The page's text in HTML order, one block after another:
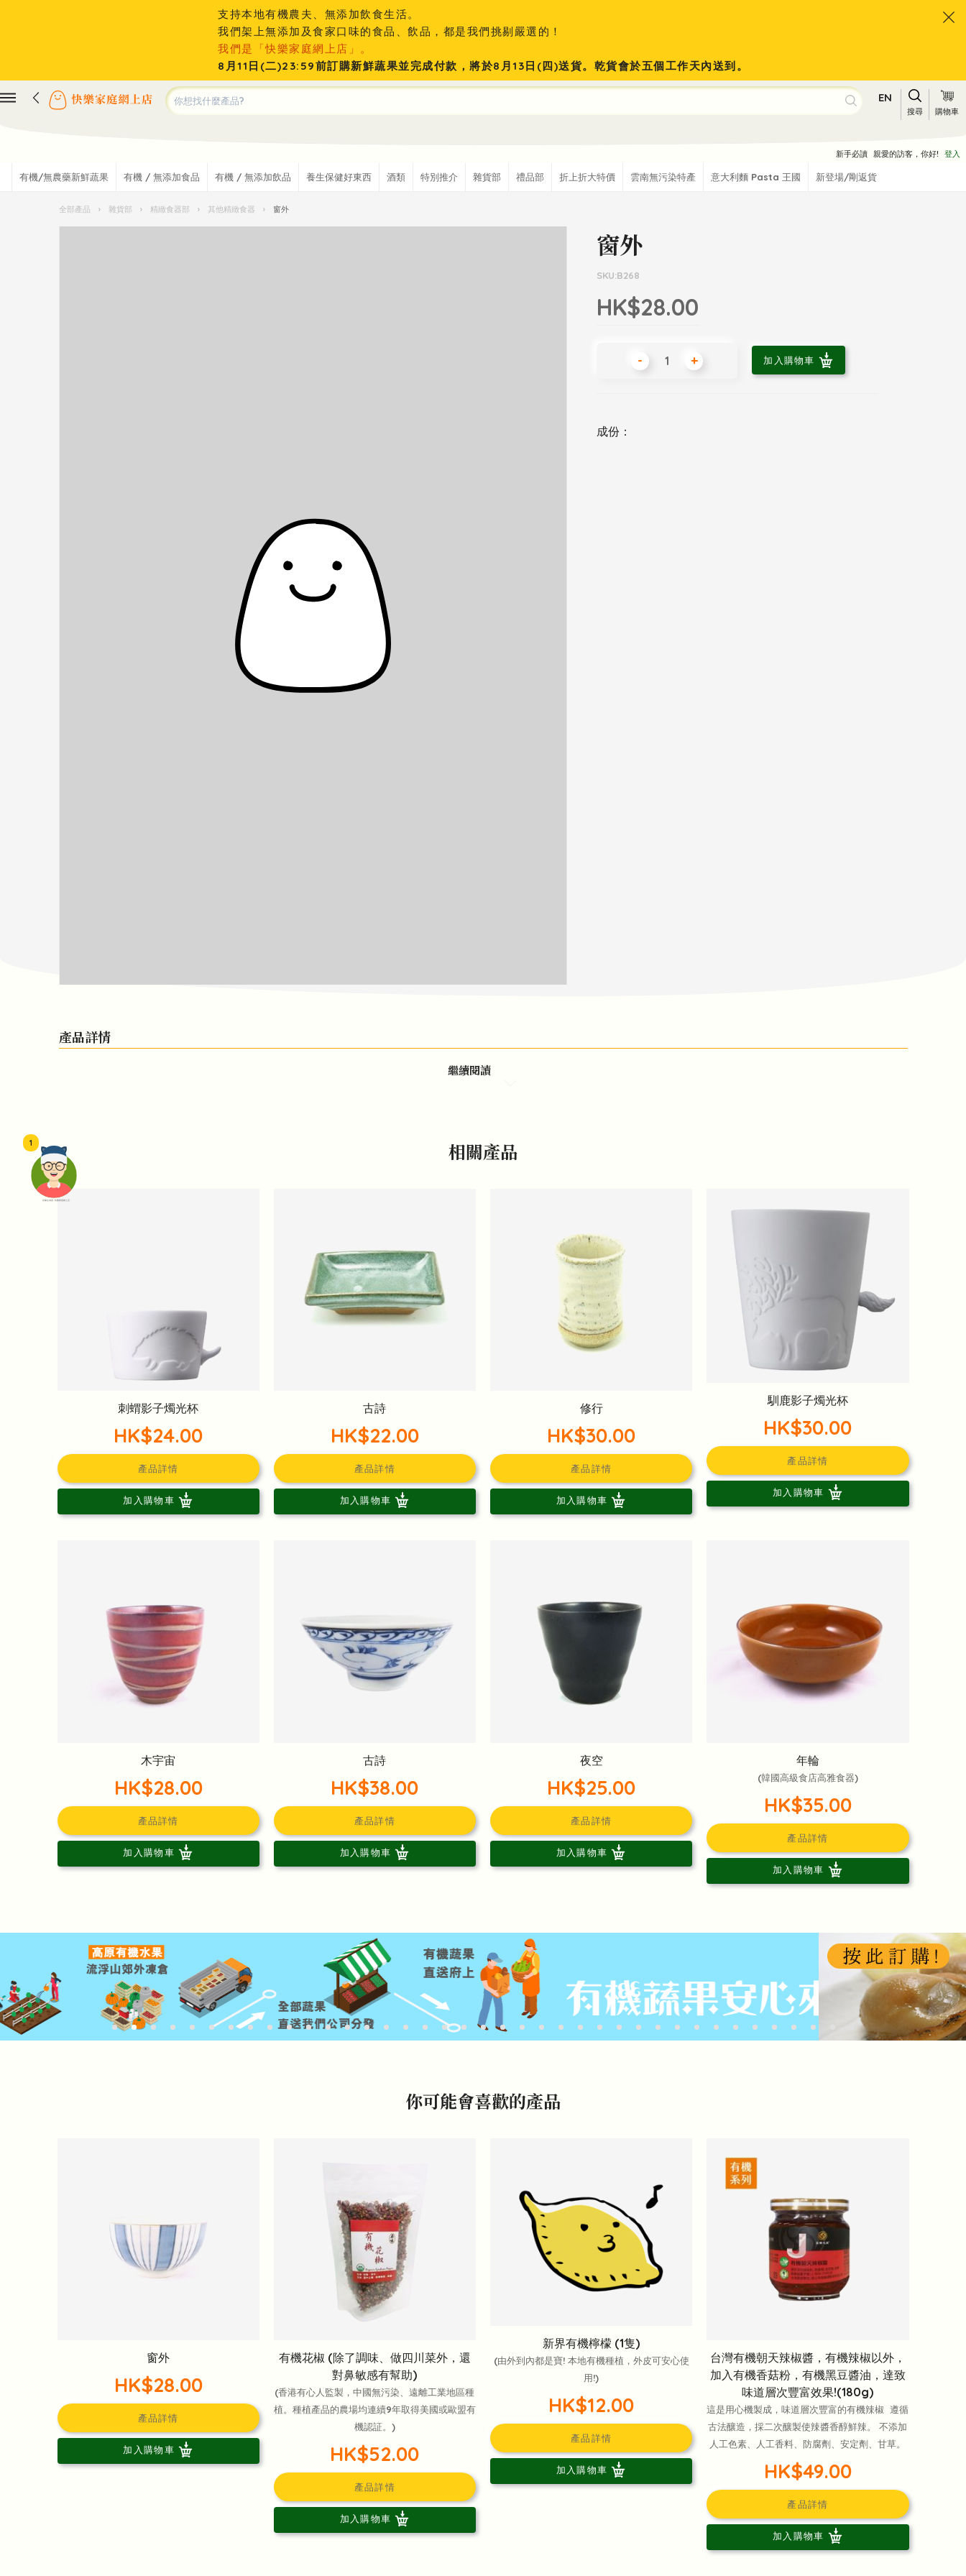
頭像生成器: 快樂家庭網上店
1
支持本地有機農夫、無添加飲食生活。
我們架上無添加及食家口味的食品、飲品，都是我們挑剔嚴選的！
我們是「快樂家庭網上店」。
8月11日(二)23:59前訂購新鮮蔬果並完成付款，將於8月13日(四)送貨。乾貨會於五個工作天內送到。
EN
搜尋 購物車
新手必讀 親愛的訪客，你好! 登入
有機/無農藥新鮮蔬果 有機 / 無添加食品 有機 / 無添加飲品 養生保健好東西 酒類 特別推介 雜貨部 禮品部 折上折大特價 雲南無污染特產 意大利麵 Pasta 王國 新登場/剛返貨
全部產品 › 雜貨部 › 精緻食器部 › 其他精緻食器 › 窗外
窗外
SKU:B268
HK$28.00
- + 加入購物車
成份：
產品詳情
繼續閱讀
相關產品
刺蝟影子燭光杯
HK$24.00
產品詳情
加入購物車
古詩
HK$22.00
產品詳情
加入購物車
修行
HK$30.00
產品詳情
加入購物車
馴鹿影子燭光杯
HK$30.00
產品詳情
加入購物車
木宇宙
HK$28.00
產品詳情
加入購物車
古詩
HK$38.00
產品詳情
加入購物車
夜空
HK$25.00
產品詳情
加入購物車
年輪
(韓國高級食店高雅食器)
HK$35.00
產品詳情
加入購物車
你可能會喜歡的產品
窗外
HK$28.00
產品詳情
加入購物車
有機花椒 (除了調味、做四川菜外，還
對鼻敏感有幫助)
(香港有心人監製，中國無污染、遠離工業地區種
植。種植產品的農場均連續9年取得美國或歐盟有
機認証。)
HK$52.00
產品詳情
加入購物車
新界有機檸檬 (1隻)
(由外到內都是寶! 本地有機種植，外皮可安心使
用!)
HK$12.00
產品詳情
加入購物車
台灣有機朝天辣椒醬，有機辣椒以外，
加入有機香菇粉，有機黑豆醬油，達致
味道層次豐富效果!(180g)
這是用心機製成，味道層次豐富的有機辣椒 遵循
古法釀造，採二次釀製使辣醬香醇鮮辣。 不添加
人工色素、人工香料、防腐劑、安定劑、甘草。
HK$49.00
產品詳情
加入購物車